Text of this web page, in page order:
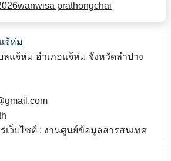
wanwisa prathongchai
ลแจ้ห่ม อำเภอแจ้ห่ม จังหวัดลำปาง
เว็บไซต์ : งานศูนย์ข้อมูลสารสนเทศ